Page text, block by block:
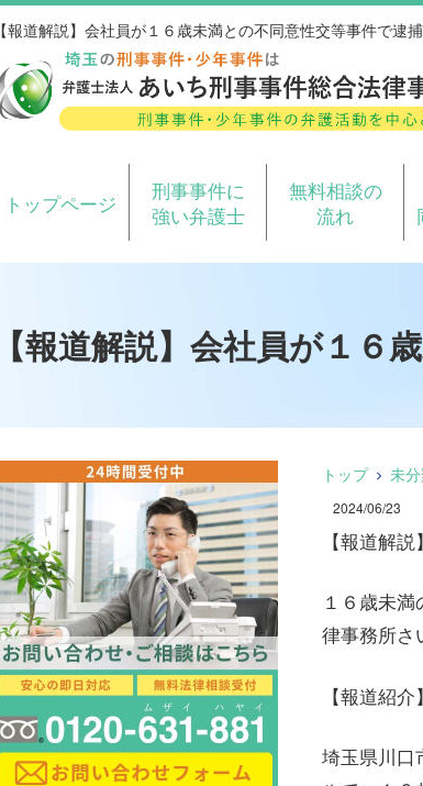
【報道解説】会社員が１６歳未満との不同意性交等事件で逮捕
トップページ
刑事事件に
強い弁護士
無料相談の
流れ
【報道解説】会社員が１６
トップ 未
2024/06/23
【報道解
１６歳未
律事務所さ
【報道紹介】
埼玉県川口